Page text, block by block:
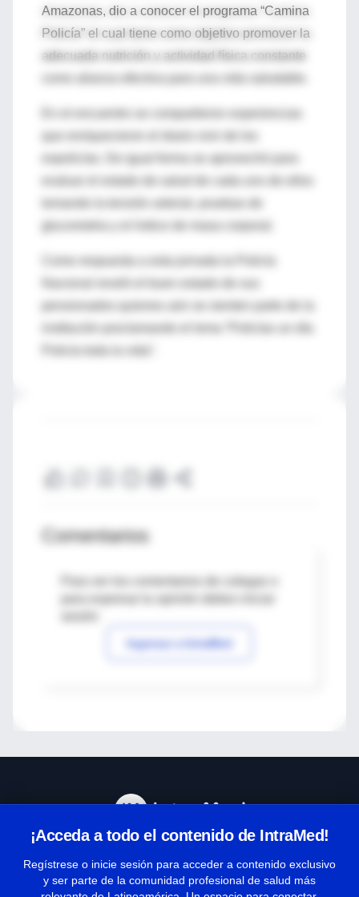
Amazonas, dio a conocer el programa “Camina
Policía” el cual tiene como objetivo promover la
adecuada nutrición y actividad física constante
que enriquecieron el diario vivir de los
expolicías. De igual forma se aprovechó para
Comentarios
Para ver los comentarios de colegas o
Ingresar a IntraMed
¡Acceda a todo el contenido de IntraMed!
Regístrese o inicie sesión para acceder a contenido exclusivo
y ser parte de la comunidad profesional de salud más